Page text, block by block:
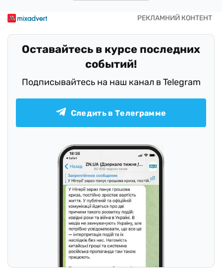
Оставайтесь в курсе последних
событий!
Подписывайтесь на наш канал в Telegram
Следить в Телеграмме